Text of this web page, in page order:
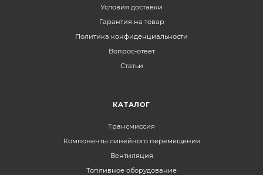
Условия доставки
Гарантия на товар
Политика конфиденциальности
Вопрос-ответ
Статьи
КАТАЛОГ
Трансмиссия
Компоненты линейного перемещения
Вентиляция
Топливное оборудование